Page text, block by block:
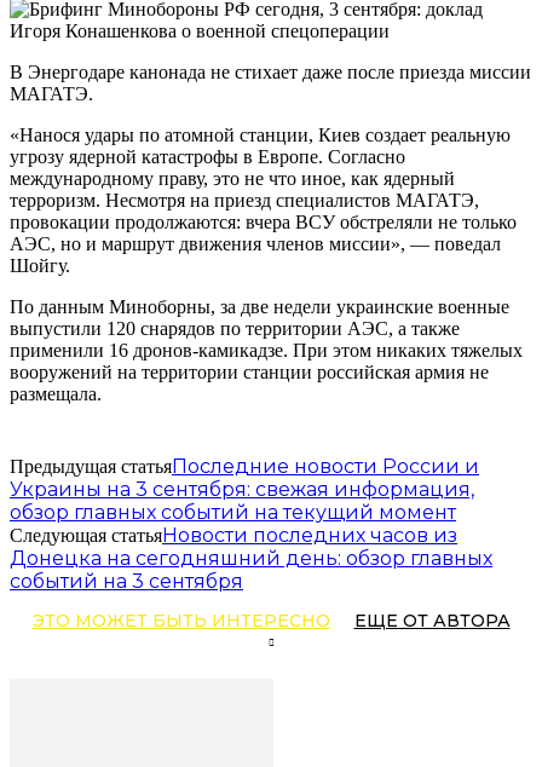
В Энергодаре канонада не стихает даже после приезда миссии
МАГАТЭ.
«Нанося удары по атомной станции, Киев создает реальную
угрозу ядерной катастрофы в Европе. Согласно
международному праву, это не что иное, как ядерный
терроризм. Несмотря на приезд специалистов МАГАТЭ,
провокации продолжаются: вчера ВСУ обстреляли не только
АЭС, но и маршрут движения членов миссии», — поведал
Шойгу.
По данным Миноборны, за две недели украинские военные
выпустили 120 снарядов по территории АЭС, а также
применили 16 дронов-камикадзе. При этом никаких тяжелых
вооружений на территории станции российская армия не
размещала.
Предыдущая статьяПоследние новости России и
Украины на 3 сентября: свежая информация,
обзор главных событий на текущий момент
Следующая статьяНовости последних часов из
Донецка на сегодняшний день: обзор главных
событий на 3 сентября
ЭТО МОЖЕТ БЫТЬ ИНТЕРЕСНО ЕЩЕ ОТ АВТОРА